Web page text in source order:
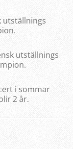
utställnings
utställnings
i sommar
2 år.